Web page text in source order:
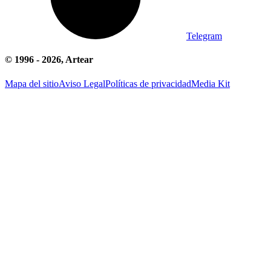
Telegram
© 1996 - 2026, Artear
Mapa del sitioAviso LegalPolíticas de privacidadMedia Kit